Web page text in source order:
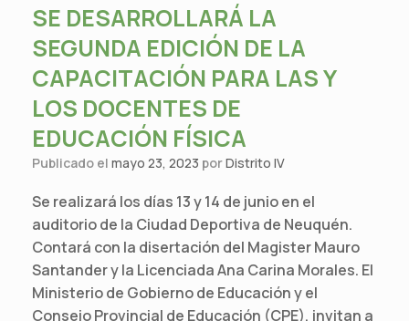
SE DESARROLLARÁ LA
SEGUNDA EDICIÓN DE LA
CAPACITACIÓN PARA LAS Y
LOS DOCENTES DE
EDUCACIÓN FÍSICA
Publicado el mayo 23, 2023 porDistrito IV
Se realizará los días 13 y 14 de junio en el
auditorio de la Ciudad Deportiva de Neuquén.
Contará con la disertación del Magister Mauro
Santander y la Licenciada Ana Carina Morales. El
Ministerio de Gobierno de Educación y el
Consejo Provincial de Educación (CPE), invitan a